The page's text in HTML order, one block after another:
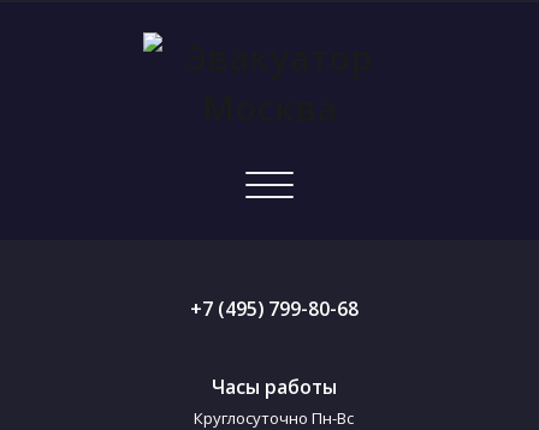
Показать/
+7 (495) 799-80-68
Часы работы
Круглосуточно Пн-Вс